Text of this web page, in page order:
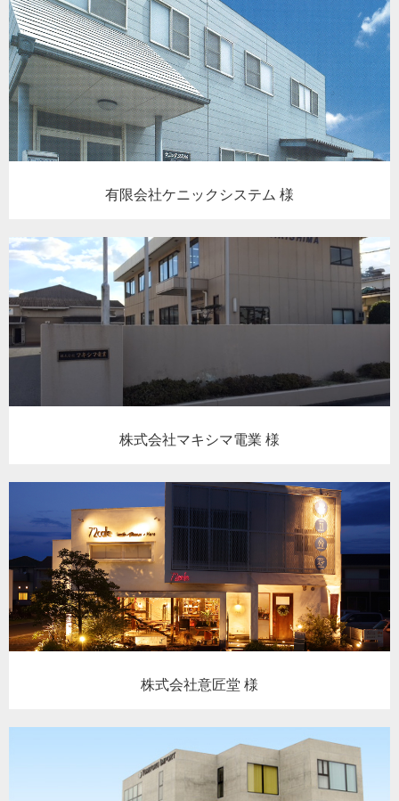
有限会社ケニックシステム 様
株式会社マキシマ電業 様
株式会社意匠堂 様